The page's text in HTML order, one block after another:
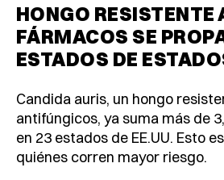
HONGO RESISTENTE
FÁRMACOS SE
ESTADOS DE
Candida auris, un hongo
antifúngicos, ya suma más de
en 23 estados de EE.UU. Esto
quiénes corren mayor riesgo.